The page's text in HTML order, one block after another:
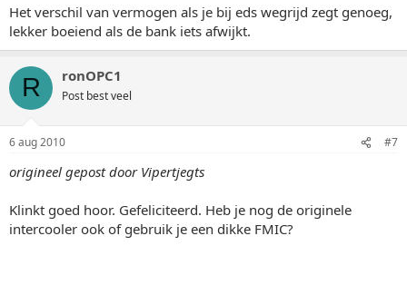
Het verschil van vermogen als je bij eds wegrijd zegt genoeg,
lekker boeiend als de bank iets afwijkt.
R ronOPC1
Post best veel
6 aug 2010 #7
origineel gepost door Vipertjegts
Klinkt goed hoor. Gefeliciteerd. Heb je nog de originele
intercooler ook of gebruik je een dikke FMIC?